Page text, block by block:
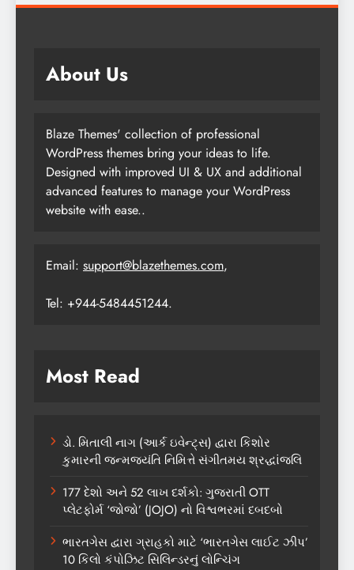
About Us
Blaze Themes' collection of professional
WordPress themes bring your ideas to life.
Designed with improved UI & UX and additional
advanced features to manage your WordPress
website with ease..
Email: support@blazethemes.com,
Tel: +944-5484451244.
Most Read
ડો. મિતાલી નાગ (આર્ક ઇવેન્ટ્સ) દ્વારા કિશોર
કુમારની જન્મજયંતિ નિમિત્તે સંગીતમય શ્રદ્ધાંજલિ
177 દેશો અને 52 લાખ દર્શકો: ગુજરાતી OTT
પ્લેટફોર્મ ‘જોજો’ (JOJO) નો વિશ્વભરમાં દબદબો
ભારતગેસ દ્વારા ગ્રાહકો માટે ‘ભારતગેસ લાઈટ ઝીપ’
10 કિલો કંપોઝિટ સિલિન્ડરનું લોન્ચિંગ